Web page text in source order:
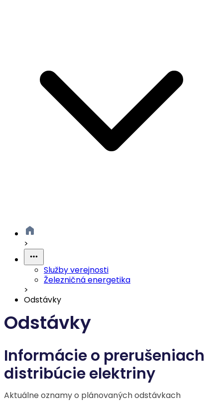
>
Služby verejnosti
Železničná energetika
>
Odstávky
Odstávky
Informácie o prerušeniach
distribúcie elektriny
Aktuálne oznamy o plánovaných odstávkach